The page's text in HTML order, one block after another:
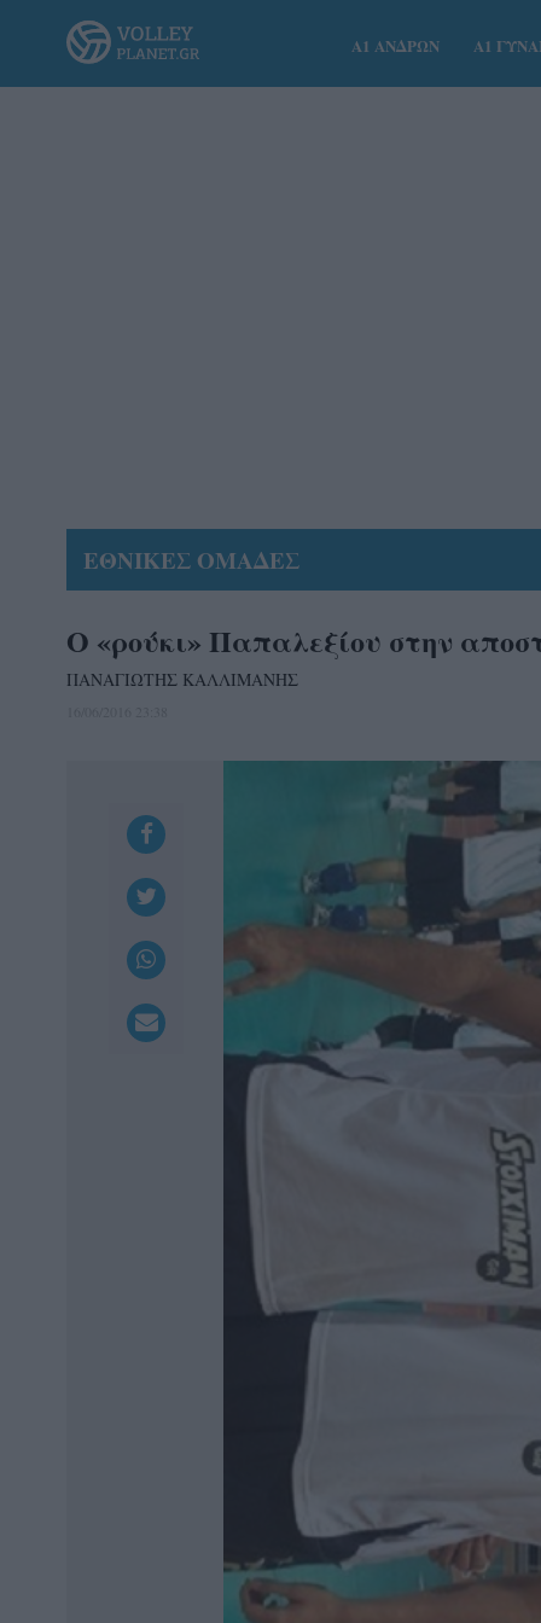
Α1 ΑΝΔΡΩΝ Α1
ΕΘΝΙΚΕΣ ΟΜΑΔΕΣ
Ο «ρούκι» Παπαλεξίου στην
ΠΑΝΑΓΙΩΤΗΣ ΚΑΛΛΙΜΑΝΗΣ